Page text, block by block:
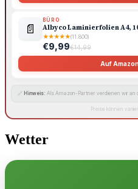
📄
BÜRO
Albyco Laminierfolien A4,
★★★★★(11.800)
€9,99€14,99
Auf
🔗 Hinweis: Als Amazon-Partner verdienen wir an
Preise können
Wetter